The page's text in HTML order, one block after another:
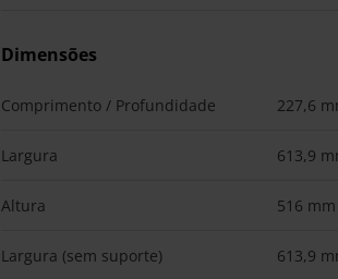
Dimensões
Comprimento / Profundidade 227,6
Largura 613,9
Altura 516 mm
Largura (sem suporte) 613,9